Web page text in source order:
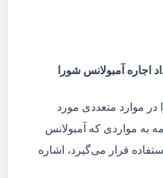
اجاره آمبولانس شورا
در موارد متعددی مورد
به مواردی که آمبولانس
قرار می‌گیرد، اشاره